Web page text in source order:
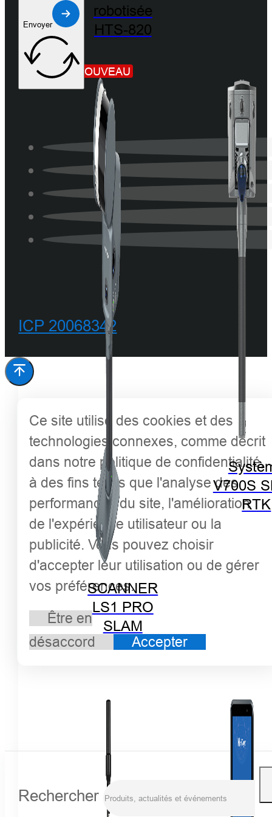
robotisée
HTS-820
NOUVEAU
SCANNER
LS1 PRO
SLAM
V700S
RTK
Envoyer
ICP 20068342
Ce site utilise des cookies et des
technologies connexes, comme décrit
dans notre politique de confidentialité,
à des fins telles que l'analyse des
performances du site, l'amélioration
de l'expérience utilisateur ou la
publicité. Vous pouvez choisir
d'accepter leur utilisation ou de gérer
vos préférences.
Être en
désaccord
Accepter
Rechercher